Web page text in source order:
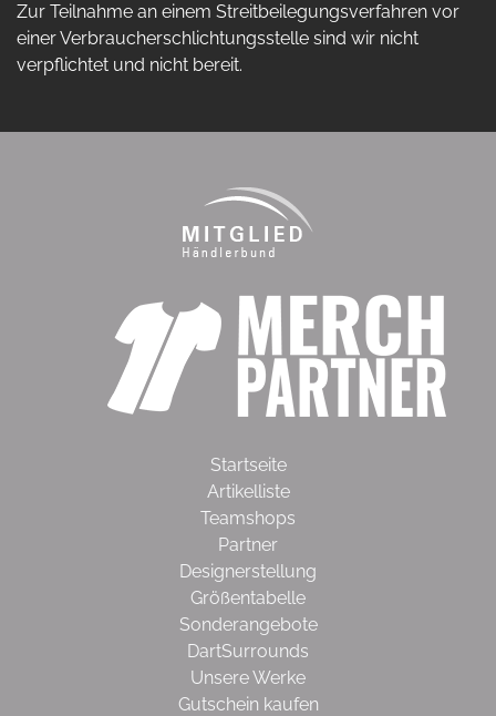
Zur Teilnahme an einem Streitbeilegungsverfahren vor
einer Verbraucherschlichtungsstelle sind wir nicht
verpflichtet und nicht bereit.
Startseite
Artikelliste
Teamshops
Partner
Designerstellung
Größentabelle
Sonderangebote
DartSurrounds
Unsere Werke
Gutschein kaufen